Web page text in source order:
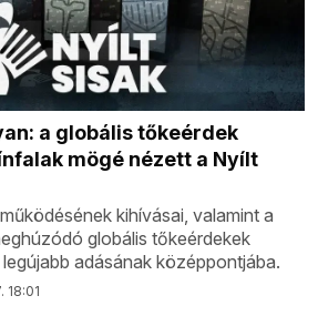
a globális tőkeérdek
mögé nézett a Nyílt
kihívásai, valamint a
globális tőkeérdekek
adásának középpontjába.
18:01